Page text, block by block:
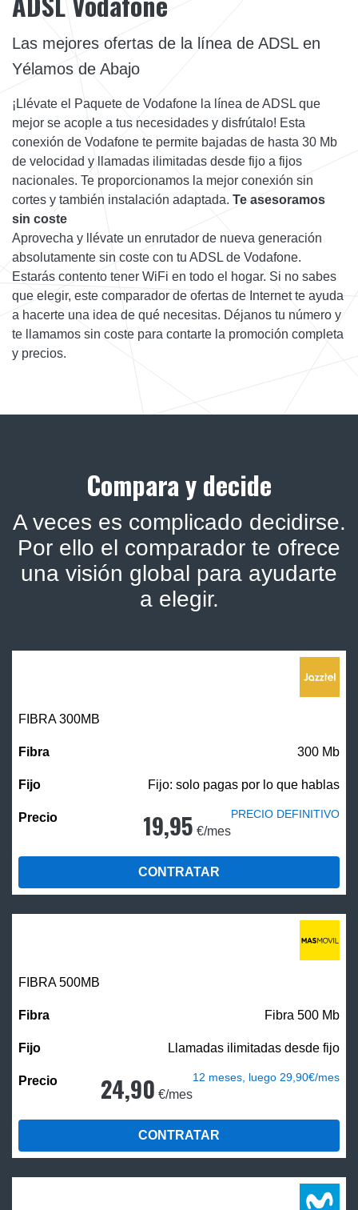
Las mejores ofertas de la línea de ADSL en
Yélamos de Abajo
¡Llévate el Paquete de Vodafone la línea de ADSL que
mejor se acople a tus necesidades y disfrútalo! Esta
conexión de Vodafone te permite bajadas de hasta 30 Mb
de velocidad y llamadas ilimitadas desde fijo a fijos
nacionales. Te proporcionamos la mejor conexión sin
cortes y también instalación adaptada. Te asesoramos
sin coste
Aprovecha y llévate un enrutador de nueva generación
absolutamente sin coste con tu ADSL de Vodafone.
Estarás contento tener WiFi en todo el hogar. Si no sabes
que elegir, este comparador de ofertas de Internet te ayuda
a hacerte una idea de qué necesitas. Déjanos tu número y
te llamamos sin coste para contarte la promoción completa
y precios.
Compara y decide
A veces es complicado decidirse.
Por ello el comparador te ofrece
una visión global para ayudarte
a elegir.
FIBRA 300MB
300 Mb
Fijo: solo pagas por lo que hablas
19,95 €/mes
PRECIO DEFINITIVO
CONTRATAR
FIBRA500MB
Fibra 500 Mb
Llamadas ilimitadas desde fijo
24,90 €/mes
12 meses, luego 29,90€/mes
CONTRATAR